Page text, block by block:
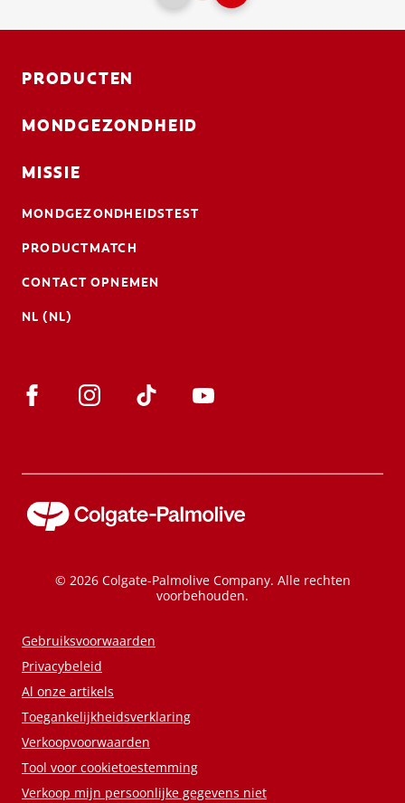
PRODUCTEN
MONDGEZONDHEID
MISSIE
MONDGEZONDHEIDSTEST
PRODUCTMATCH
CONTACT OPNEMEN
NL (NL)
© 2026 Colgate-Palmolive Company. Alle rechten
voorbehouden.
Gebruiksvoorwaarden
Privacybeleid
Al onze artikels
Toegankelijkheidsverklaring
Verkoopvoorwaarden
Tool voor cookietoestemming
Verkoop mijn persoonlijke gegevens niet